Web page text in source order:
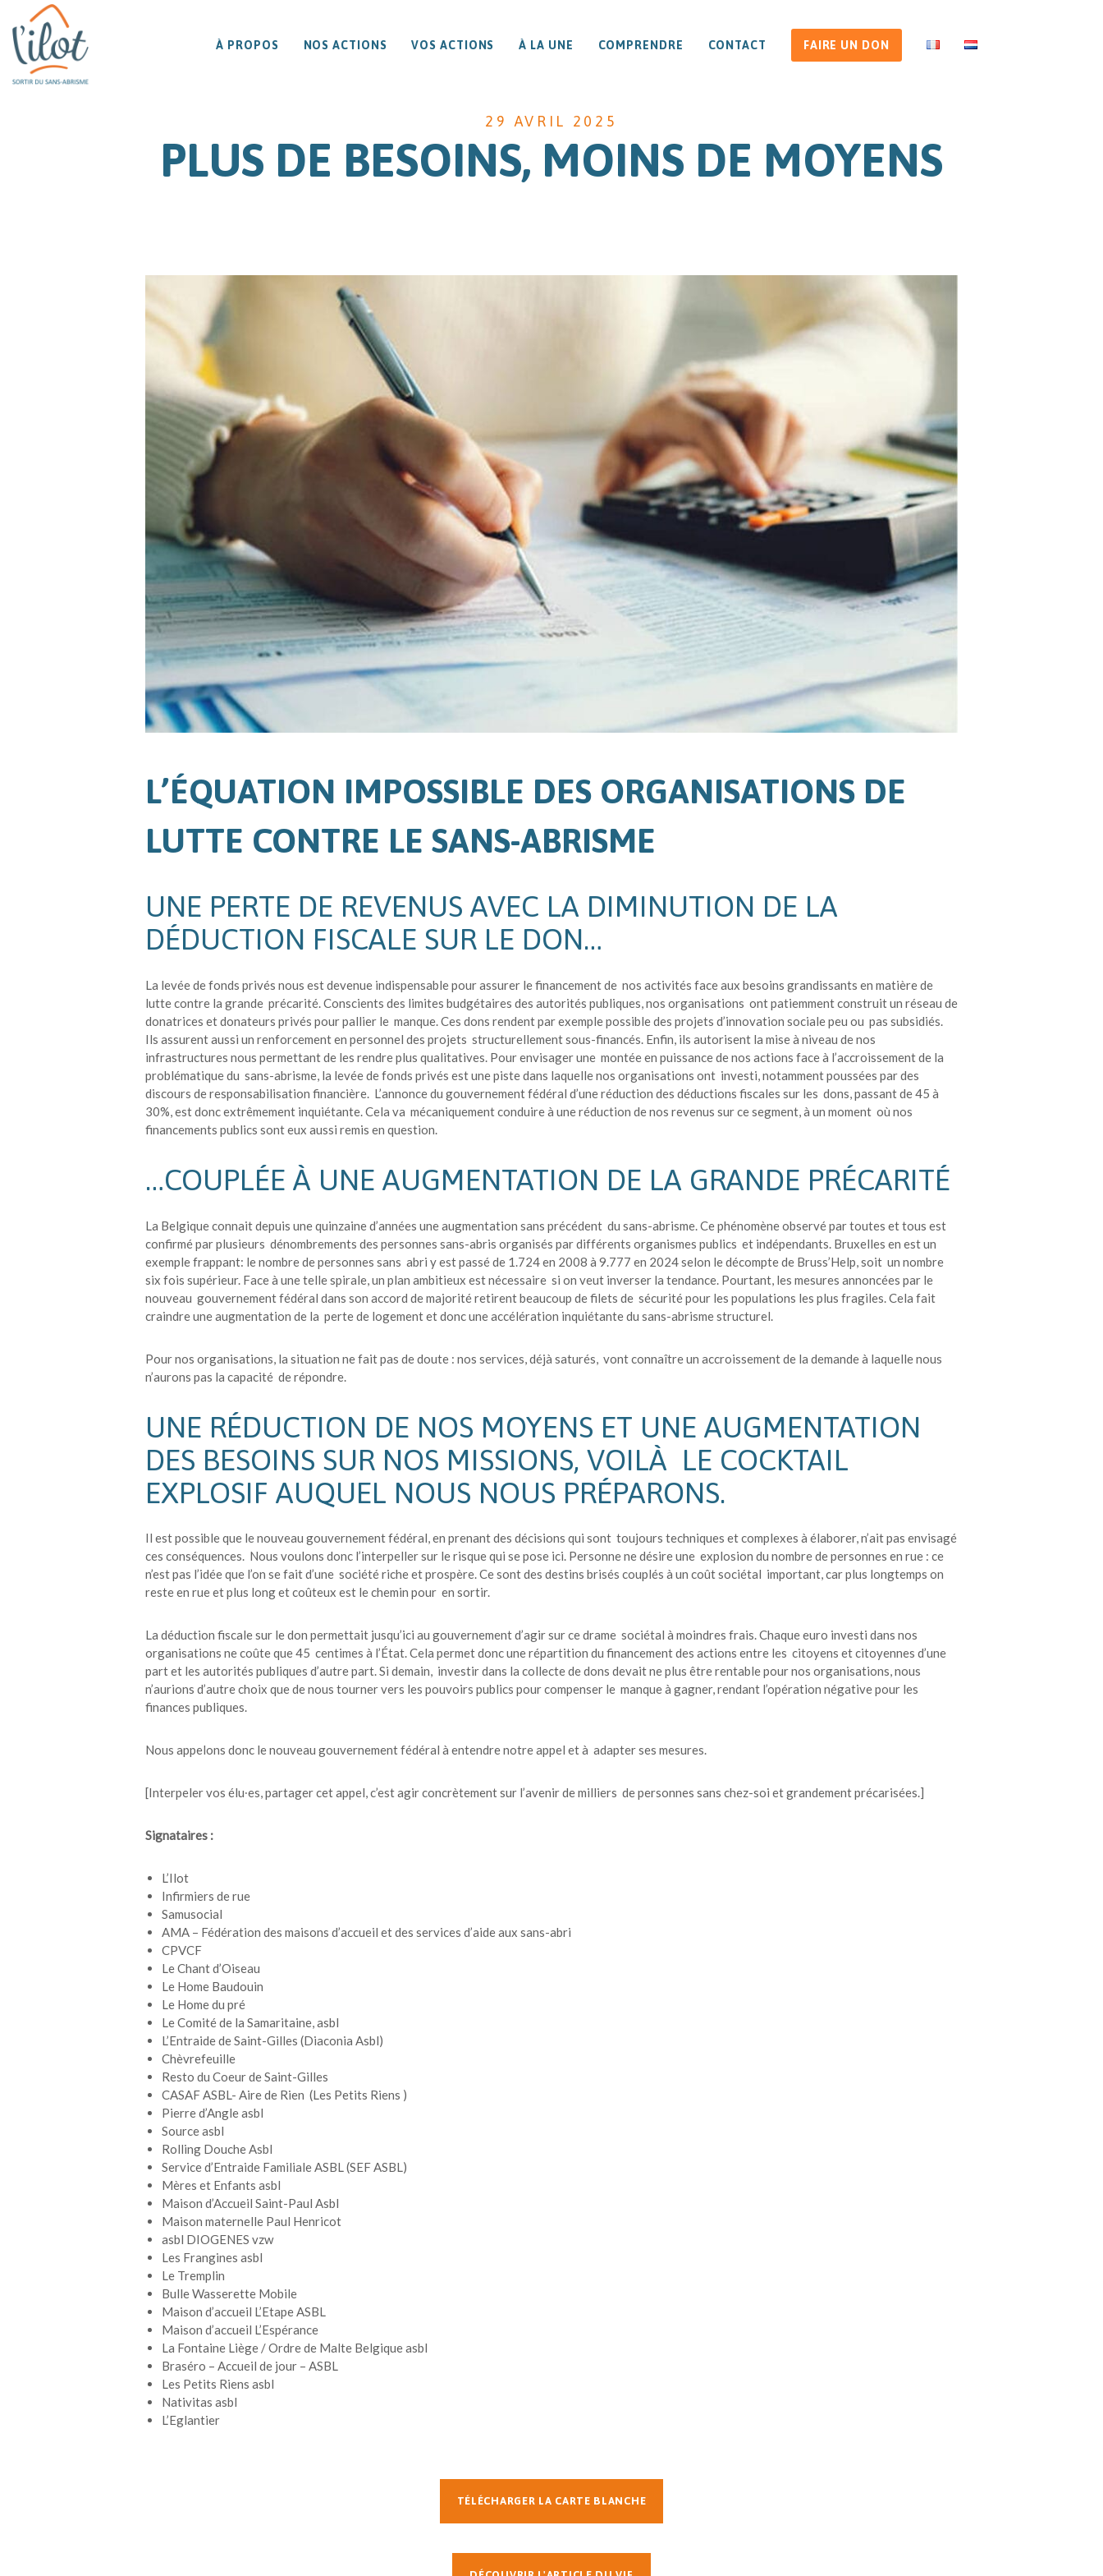
À PROPOS NOS ACTIONS VOS ACTIONS À LA UNE COMPRENDRE CONTACT FAIRE UN DON
29 AVRIL 2025
PLUS DE BESOINS, MOINS DE MOYENS
L’ÉQUATION IMPOSSIBLE DES ORGANISATIONS DE
LUTTE CONTRE LE SANS-ABRISME
UNE PERTE DE REVENUS AVEC LA DIMINUTION DE LA
DÉDUCTION FISCALE SUR LE DON…
La levée de fonds privés nous est devenue indispensable pour assurer le financement de nos activités face aux besoins grandissants en matière de
lutte contre la grande précarité. Conscients des limites budgétaires des autorités publiques, nos organisations ont patiemment construit un réseau de
donatrices et donateurs privés pour pallier le manque. Ces dons rendent par exemple possible des projets d’innovation sociale peu ou pas subsidiés.
Ils assurent aussi un renforcement en personnel des projets structurellement sous-financés. Enfin, ils autorisent la mise à niveau de nos
infrastructures nous permettant de les rendre plus qualitatives. Pour envisager une montée en puissance de nos actions face à l’accroissement de la
problématique du sans-abrisme, la levée de fonds privés est une piste dans laquelle nos organisations ont investi, notamment poussées par des
discours de responsabilisation financière. L’annonce du gouvernement fédéral d’une réduction des déductions fiscales sur les dons, passant de 45 à
30%, est donc extrêmement inquiétante.Cela va mécaniquement conduire à une réduction de nos revenus sur ce segment, à un moment où nos
financements publics sont eux aussi remis en question.
…COUPLÉE À UNE AUGMENTATION DE LA GRANDE PRÉCARITÉ
La Belgique connait depuis une quinzaine d’années une augmentation sans précédent du sans-abrisme. Ce phénomène observé par toutes et tous est
confirmé par plusieurs dénombrements des personnes sans-abris organisés par différents organismes publics et indépendants. Bruxelles en est un
exemple frappant: le nombre de personnes sans abri y est passé de 1.724 en 2008 à 9.777 en 2024 selon le décompte de Bruss’Help, soit un nombre
six fois supérieur. Face à une telle spirale, un plan ambitieux est nécessaire si on veut inverser la tendance. Pourtant, les mesures annoncées par le
nouveau gouvernement fédéral dans son accord de majorité retirent beaucoup de filets de sécurité pour les populations les plus fragiles. Cela fait
craindre une augmentation de la perte de logement et donc une accélération inquiétante du sans-abrisme structurel.
Pour nos organisations, la situation ne fait pas de doute : nos services, déjà saturés, vont connaître un accroissement de la demande à laquelle nous
n’aurons pas la capacité de répondre.
UNE RÉDUCTION DE NOS MOYENS ET UNE AUGMENTATION
DES BESOINS SUR NOS MISSIONS, VOILÀ LE COCKTAIL
EXPLOSIF AUQUEL NOUS NOUS PRÉPARONS.
Il est possible que le nouveau gouvernement fédéral, en prenant des décisions qui sont toujours techniques et complexes à élaborer, n’ait pas envisagé
ces conséquences. Nous voulons donc l’interpeller sur le risque qui se pose ici. Personne ne désire une explosion du nombre de personnes en rue : ce
n’est pas l’idée que l’on se fait d’une société riche et prospère. Ce sont des destins brisés couplés à un coût sociétal important, car plus longtemps on
reste en rue et plus long et coûteux est le chemin pour en sortir.
La déduction fiscale sur le don permettait jusqu’ici au gouvernement d’agir sur ce drame sociétal à moindres frais. Chaque euro investi dans nos
organisations ne coûte que 45 centimes à l’État. Cela permet donc une répartition du financement des actions entre les citoyens et citoyennes d’une
part et les autorités publiques d’autre part. Si demain, investir dans la collecte de dons devait ne plus être rentable pour nos organisations, nous
n’aurions d’autre choix que de nous tourner vers les pouvoirs publics pour compenser le manque à gagner, rendant l’opération négative pour les
finances publiques.
Nous appelons donc le nouveau gouvernement fédéral à entendre notre appel et à adapter ses mesures.
[Interpeler vos élu∙es, partager cet appel, c’est agir concrètement sur l’avenir de milliers de personnes sans chez-soi et grandement précarisées.]
Signataires :
L’Ilot
Infirmiers de rue
Samusocial
AMA – Fédération des maisons d’accueil et des services d’aide aux sans-abri
CPVCF
Le Chant d’Oiseau
Le Home Baudouin
Le Home du pré
Le Comité de la Samaritaine, asbl
L’Entraide de Saint-Gilles (Diaconia Asbl)
Chèvrefeuille
Resto du Coeur de Saint-Gilles
CASAF ASBL- Aire de Rien (Les Petits Riens )
Pierre d’Angle asbl
Source asbl
Rolling Douche Asbl
Service d’Entraide Familiale ASBL (SEF ASBL)
Mères et Enfants asbl
Maison d’Accueil Saint-Paul Asbl
Maison maternelle Paul Henricot
asbl DIOGENES vzw
Les Frangines asbl
Le Tremplin
Bulle Wasserette Mobile
Maison d’accueil L’Etape ASBL
Maison d’accueil L’Espérance
La Fontaine Liège / Ordre de Malte Belgique asbl
Braséro – Accueil de jour – ASBL
Les Petits Riens asbl
Nativitas asbl
L’Eglantier
TÉLÉCHARGER LA CARTE BLANCHE